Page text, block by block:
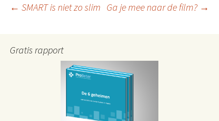
Berichtnavigatie
← SMART is niet zo slim Ga je mee naar de film? →
Gratis rapport